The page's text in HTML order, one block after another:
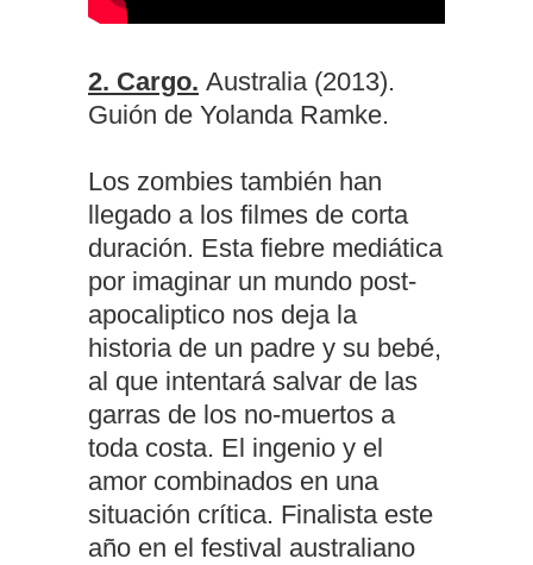
2. Cargo. Australia (2013).
Guión de Yolanda Ramke.
Los zombies también han
llegado a los filmes de corta
duración. Esta fiebre mediática
por imaginar un mundo post-
apocaliptico nos deja la
historia de un padre y su bebé,
al que intentará salvar de las
garras de los no-muertos a
toda costa. El ingenio y el
amor combinados en una
situación crítica. Finalista este
año en el festival australiano